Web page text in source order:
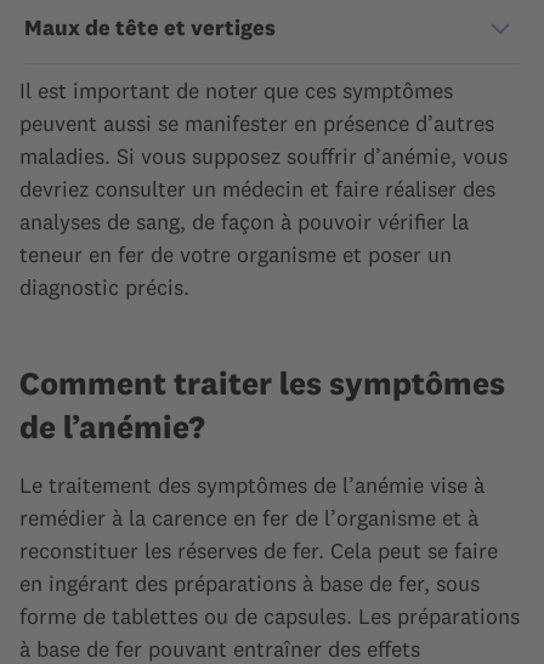
Maux de tête et vertiges
Il est important de noter que ces symptômes
peuvent aussi se manifester en présence d’autres
maladies. Si vous supposez souffrir d’anémie, vous
devriez consulter un médecin et faire réaliser des
analyses de sang, de façon à pouvoir vérifier la
teneur en fer de votre organisme et poser un
diagnostic précis.
Comment traiter les symptômes
de l’anémie?
Le traitement des symptômes de l’anémie vise à
remédier à la carence en fer de l’organisme et à
reconstituer les réserves de fer. Cela peut se faire
en ingérant des préparations à base de fer, sous
forme de tablettes ou de capsules. Les préparations
à base de fer pouvant entraîner des effets